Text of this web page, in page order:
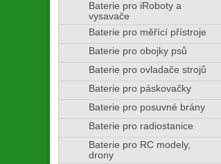
Baterie pro iRoboty a
vysavače
Baterie pro měřící přístroje
Baterie pro obojky psů
Baterie pro ovladače strojů
Baterie pro páskovačky
Baterie pro posuvné brány
Baterie pro radiostanice
Baterie pro RC modely,
drony